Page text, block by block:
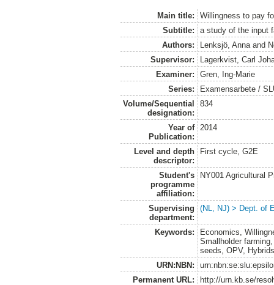
Main title:
Willingness to pay
Subtitle:
a study of the input
Authors:
Lenksjö, Anna and
Supervisor:
Lagerkvist, Carl
Examiner:
Gren, Ing-Marie
Series:
Examensarbete /
Volume/Sequential
designation:
834
Year of
Publication:
2014
Level and depth
descriptor:
First cycle, G2E
Student's
programme
affiliation:
NY001 Agricultural
Supervising
department:
(NL, NJ) > Dept. of
Keywords:
Economics,
Smallholder
seeds, OPV,
URN:NBN:
Permanent URL:
http://urn.kb.se/